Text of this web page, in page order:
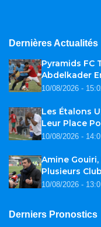
Dernières Actualités
Pyramids FC
Abdelkader
10/08/2026 -
Les Étalons
Leur Place
10/08/2026 -
Amine
Plusieurs
10/08/2026 -
Derniers Pronostics